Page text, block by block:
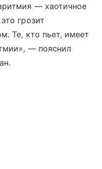
— хаотичное
грозит
Те, кто пьет, имеет
— пояснил